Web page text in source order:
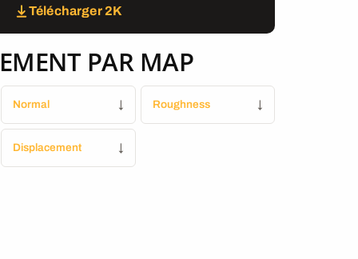
Télécharger 2K
PAR MAP
Normal ↓ Roughness ↓
Displacement ↓